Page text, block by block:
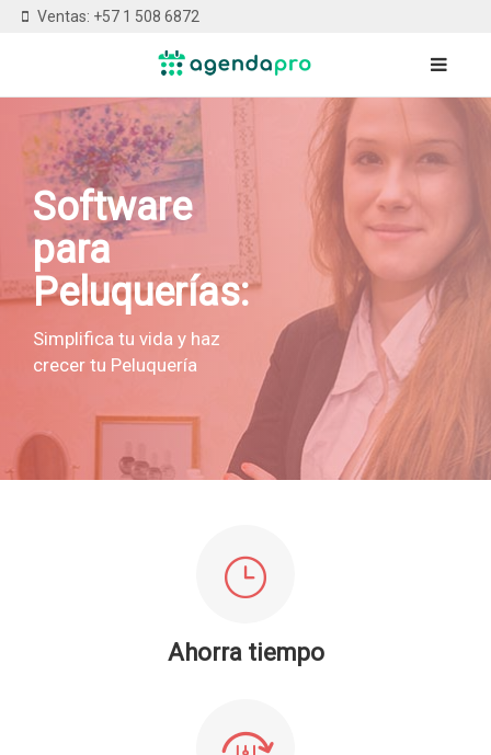
Ventas: +57 1 508 6872
Software
para
Peluquerías:
Simplifica tu vida y haz
crecer tu Peluquería
Ahorra tiempo